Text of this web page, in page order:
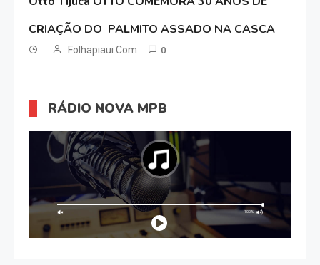
CRIAÇÃO DO PALMITO ASSADO NA CASCA
Folhapiaui.com 0
RÁDIO NOVA MPB